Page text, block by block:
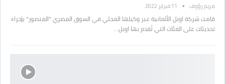
مريم رؤوف 11 فبراير 2022
قامت شركة اوبل الألمانية عبر وكيلها المحلي في السوق المصري "المنصور" بإجراء
تحديثات على الفئات التي تُقدم بها اوبل…